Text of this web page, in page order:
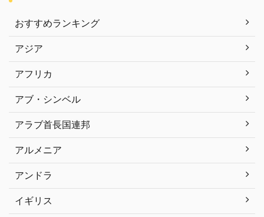
おすすめランキング
アジア
アフリカ
アブ・シンベル
アラブ首長国連邦
アルメニア
アンドラ
イギリス